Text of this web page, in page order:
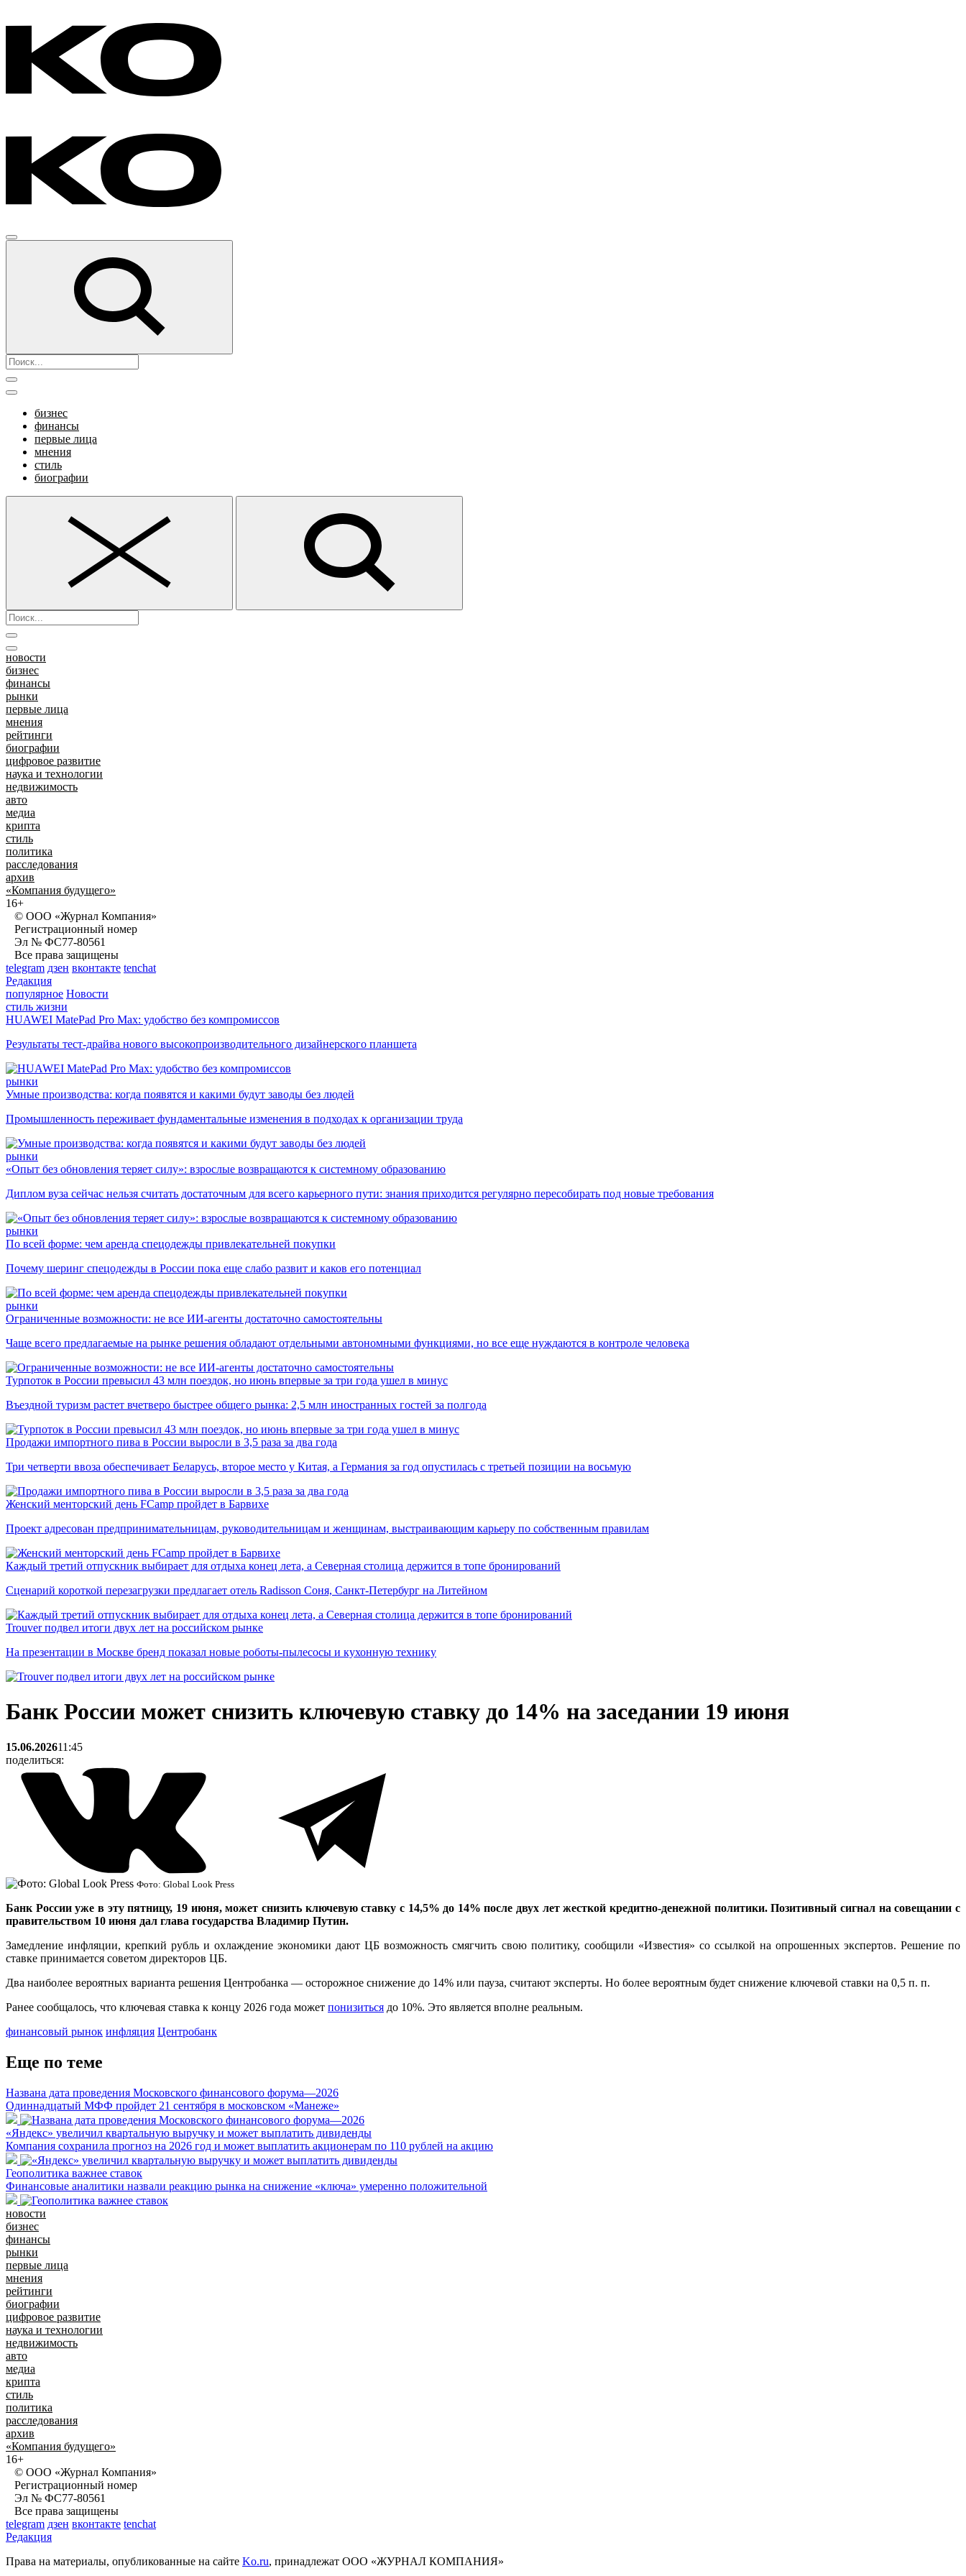
бизнес
финансы
первые лица
мнения
стиль
биографии
новости
бизнес
финансы
рынки
первые лица
мнения
рейтинги
биографии
цифровое развитие
наука и технологии
недвижимость
авто
медиа
крипта
стиль
политика
расследования
архив
«Компания будущего»
16+
© ООО «Журнал Компания»
Регистрационный номер
Эл № ФС77-80561
Все права защищены
telegram дзен вконтакте tenchat
Редакция
популярное Новости
стиль жизни
HUAWEI MatePad Pro Max: удобство без компромиссов
Результаты тест-драйва нового высокопроизводительного дизайнерского планшета
рынки
Умные производства: когда появятся и какими будут заводы без людей
Промышленность переживает фундаментальные изменения в подходах к организации труда
рынки
«Опыт без обновления теряет силу»: взрослые возвращаются к системному образованию
Диплом вуза сейчас нельзя считать достаточным для всего карьерного пути: знания приходится регулярно пересобирать под новые требования
рынки
По всей форме: чем аренда спецодежды привлекательней покупки
Почему шеринг спецодежды в России пока еще слабо развит и каков его потенциал
рынки
Ограниченные возможности: не все ИИ-агенты достаточно самостоятельны
Чаще всего предлагаемые на рынке решения обладают отдельными автономными функциями, но все еще нуждаются в контроле человека
Турпоток в России превысил 43 млн поездок, но июнь впервые за три года ушел в минус
Въездной туризм растет вчетверо быстрее общего рынка: 2,5 млн иностранных гостей за полгода
Продажи импортного пива в России выросли в 3,5 раза за два года
Три четверти ввоза обеспечивает Беларусь, второе место у Китая, а Германия за год опустилась с третьей позиции на восьмую
Женский менторский день FCamp пройдет в Барвихе
Проект адресован предпринимательницам, руководительницам и женщинам, выстраивающим карьеру по собственным правилам
Каждый третий отпускник выбирает для отдыха конец лета, а Северная столица держится в топе бронирований
Сценарий короткой перезагрузки предлагает отель Radisson Соня, Санкт-Петербург на Литейном
Trouver подвел итоги двух лет на российском рынке
На презентации в Москве бренд показал новые роботы-пылесосы и кухонную технику
Банк России может снизить ключевую ставку до 14% на заседании 19 июня
15.06.202611:45
поделиться:
Фото: Global Look Press
Банк России уже в эту пятницу, 19 июня, может снизить ключевую ставку с 14,5% до 14% после двух лет жесткой кредитно-денежной политики. Позитивный сигнал на совещании с
правительством 10 июня дал глава государства Владимир Путин.
Замедление инфляции, крепкий рубль и охлаждение экономики дают ЦБ возможность смягчить свою политику, сообщили «Известия» со ссылкой на опрошенных экспертов. Решение по
ставке принимается советом директоров ЦБ.
Два наиболее вероятных варианта решения Центробанка — осторожное снижение до 14% или пауза, считают эксперты. Но более вероятным будет снижение ключевой ставки на 0,5 п. п.
Ранее сообщалось, что ключевая ставка к концу 2026 года может понизиться до 10%. Это является вполне реальным.
финансовый рынок инфляция Центробанк
Еще по теме
Названа дата проведения Московского финансового форума—2026
Одиннадцатый МФФ пройдет 21 сентября в московском «Манеже»
«Яндекс» увеличил квартальную выручку и может выплатить дивиденды
Компания сохранила прогноз на 2026 год и может выплатить акционерам по 110 рублей на акцию
Геополитика важнее ставок
Финансовые аналитики назвали реакцию рынка на снижение «ключа» умеренно положительной
новости
бизнес
финансы
рынки
первые лица
мнения
рейтинги
биографии
цифровое развитие
наука и технологии
недвижимость
авто
медиа
крипта
стиль
политика
расследования
архив
«Компания будущего»
16+
© ООО «Журнал Компания»
Регистрационный номер
Эл № ФС77-80561
Все права защищены
telegram дзен вконтакте tenchat
Редакция
Права на материалы, опубликованные на сайте Ko.ru, принадлежат ООО «ЖУРНАЛ КОМПАНИЯ»